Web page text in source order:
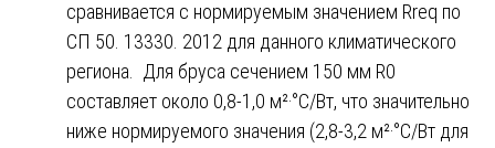
сравнивается с нормируемым значением Rreq по
СП 50. 13330. 2012 для данного климатического
региона. Для бруса сечением 150 мм R0
составляет около 0,8-1,0 м²·°С/Вт, что значительно
ниже нормируемого значения (2,8-3,2 м²·°С/Вт для